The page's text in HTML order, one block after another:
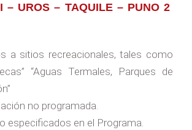
– UROS – TAQUILE – PUNO 2
a sitios recreacionales, tales como
“Aguas Termales, Parques de
no programada.
especificados en el Programa.